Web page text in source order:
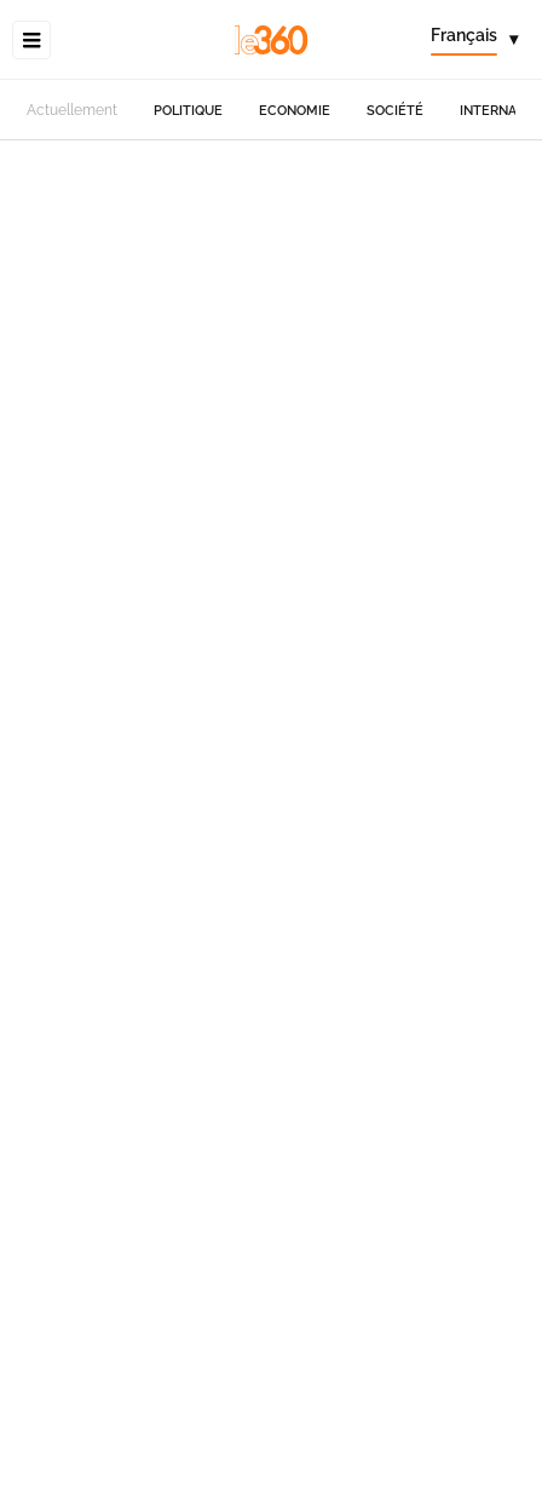
Français ▾
Actuellement POLITIQUE ECONOMIE SOCIÉTÉ